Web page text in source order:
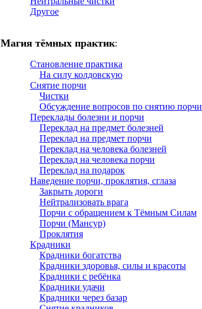
Другое
Магия тёмных практик:
Становление практика
На силу колдовскую
Снятие порчи
Чистки
Обсуждение вопросов по снятию порчи
Переклады болезни и порчи
Переклад на предмет болезней
Переклад на предмет порчи
Переклад на человека болезней
Переклад на человека порчи
Переклад на подарок
Наведение порчи, проклятия, сглаза
Закрыть дороги
Нейтрализовать врага
Порчи с обращением к Тёмным Силам
Порчи (Мансур)
Проклятия
Крадники
Крадники богатства
Крадники здоровья, силы и красоты
Крадники с ребёнка
Крадники удачи
Крадники через базар